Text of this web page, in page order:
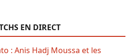
EN DIRECT
: Anis Hadj Moussa et les